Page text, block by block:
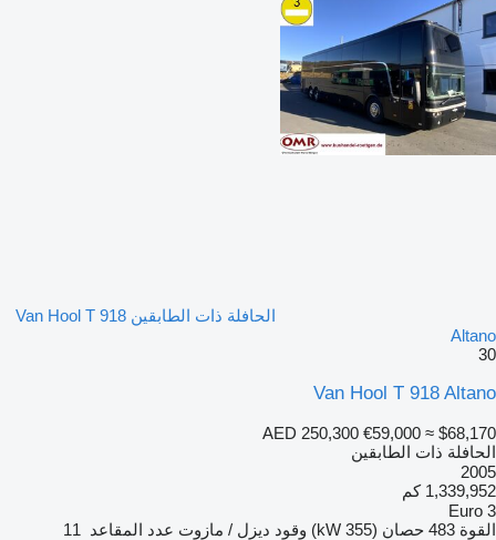
الحافلة ذات الطابقين Van Hool T 918
Altano
30
Van Hool T 918 Altano
AED 250,300 €59,000 ≈ $68,170
الحافلة ذات الطابقين
2005
1,339,952 كم
Euro 3
القوة 483 حصان (355 kW) وقود ديزل / مازوت عدد المقاعد 11